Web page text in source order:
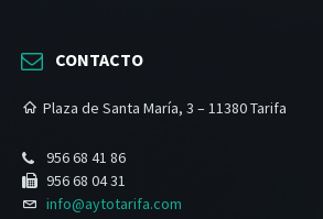
CONTACTO
Plaza de Santa María, 3 – 11380 Tarifa
956 68 41 86
956 68 04 31
info@aytotarifa.com